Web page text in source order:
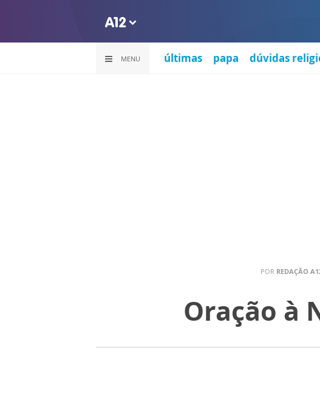
MENU últimas papa dúvidas
POR REDAÇÃO
Oração à